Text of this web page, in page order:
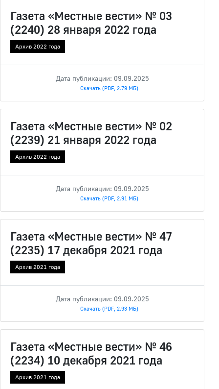
Газета «Местные вести» № 03
(2240) 28 января 2022 года
Архив 2022 года
Дата публикации: 09.09.2025
Скачать (PDF, 2.79 МБ)
Газета «Местные вести» № 02
(2239) 21 января 2022 года
Архив 2022 года
Дата публикации: 09.09.2025
Скачать (PDF, 2.91 МБ)
Газета «Местные вести» № 47
(2235) 17 декабря 2021 года
Архив 2021 года
Дата публикации: 09.09.2025
Скачать (PDF, 2.93 МБ)
Газета «Местные вести» № 46
(2234) 10 декабря 2021 года
Архив 2021 года